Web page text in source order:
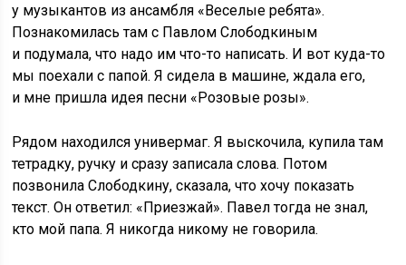
у музыкантов из ансамбля «Веселые ребята».
Познакомилась там с Павлом Слободкиным
и подумала, что надо им что-то написать. И вот куда-то
мы поехали с папой. Я сидела в машине, ждала его,
и мне пришла идея песни «Розовые розы».
Рядом находился универмаг. Я выскочила, купила там
тетрадку, ручку и сразу записала слова. Потом
позвонила Слободкину, сказала, что хочу показать
текст. Он ответил: «Приезжай». Павел тогда не знал,
кто мой папа. Я никогда никому не говорила.